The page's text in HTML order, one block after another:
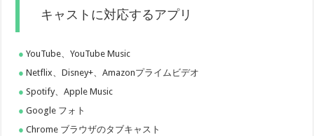
キャストに対応するアプリ
YouTube、YouTube Music
Netflix、Disney+、Amazonプライムビデオ
Spotify、Apple Music
Google フォト
Chrome ブラウザのタブキャスト